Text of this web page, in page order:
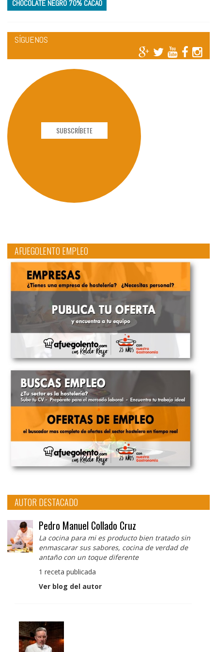
CHOCOLATE NEGRO 70% CACAO
SÍGUENOS
SUBSCRÍBETE
AFUEGOLENTO EMPLEO
AUTOR DESTACADO
Pedro Manuel Collado Cruz
La cocina para mi es producto bien tratado sin
enmascarar sus sabores, cocina de verdad de
antaño con un toque diferente
1 receta publicada
Ver blog del autor